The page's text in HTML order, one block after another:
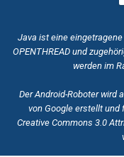
Java ist eine
OPENTHREAD und
werden im
Der Android-Roboter wird
von Google erstellt und
Creative Commons 3.0